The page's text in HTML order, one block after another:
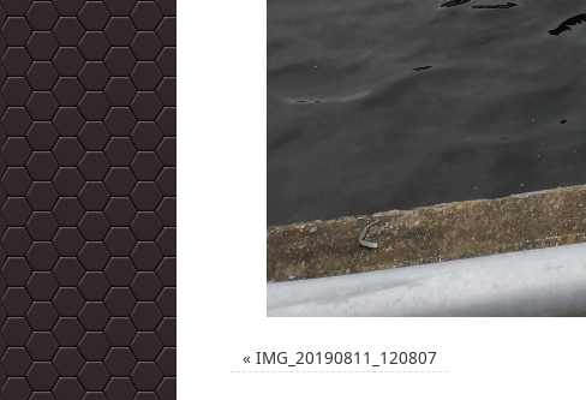
« IMG_20190811_120807